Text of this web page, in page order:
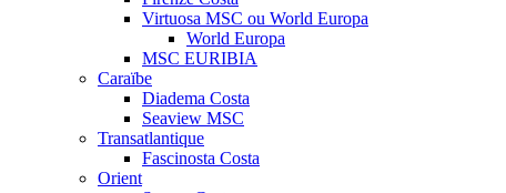
Virtuosa MSC ou World Europa
World Europa
MSC EURIBIA
Caraïbe
Diadema Costa
Seaview MSC
Transatlantique
Fascinosta Costa
Orient